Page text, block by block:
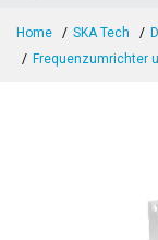
Home SKA Tech
Frequenzumrichter